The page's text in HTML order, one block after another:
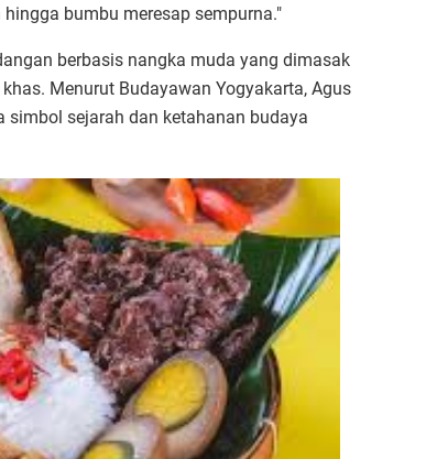
bumbu meresap sempurna."
berbasis nangka muda yang dimasak
Menurut Budayawan Yogyakarta, Agus
simbol sejarah dan ketahanan budaya